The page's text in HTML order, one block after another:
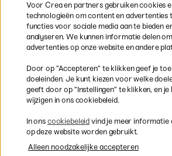
Ireland
Germany
UK
EU
gelden voor
Snel en veilig met creditcard
Voor Crea en partners gebruiken cookies
technologieën om content en advertenties
functies voor sociale media aan te bieden
analyseren. We kunnen informatie delen
advertenties op onze website en andere
Door op ”Accepteren” te klikken geef je
doeleinden. Je kunt kiezen voor welke
geeft door op ”Instellingen” te klikken, en
wijzigen in ons cookiebeleid.
In ons cookiebeleid vind je meer informatie
op deze website worden gebruikt.
Alleen noodzakelijke accepteren